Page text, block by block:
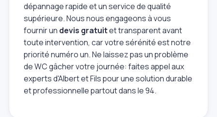
dépannage rapide et un service de qualité
supérieure. Nous nous engageons à vous
fournir un devis gratuitet transparent avant
toute intervention, car votre sérénité est notre
priorité numéro un. Ne laissez pas un problème
de WC gâcher votre journée: faites appel aux
experts d'Albert et Fils pour une solution durable
et professionnelle partout dans le 94.